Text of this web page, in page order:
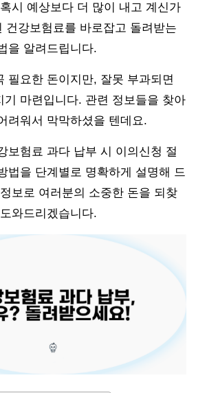
시 예상보다 더 많이 내고 계신가
건강보험료를 바로잡고 돌려받는
을 알려드립니다.
필요한 돈이지만, 잘못 부과되면
기 마련입니다. 관련 정보들을 찾아
려워서 막막하셨을 텐데요.
보험료 과다 납부 시 이의신청 절
법을 단계별로 명확하게 설명해 드
보로 여러분의 소중한 돈을 되찾
와드리겠습니다.